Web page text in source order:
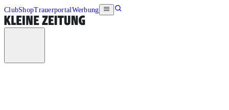
ClubShopTrauerportalWerbung